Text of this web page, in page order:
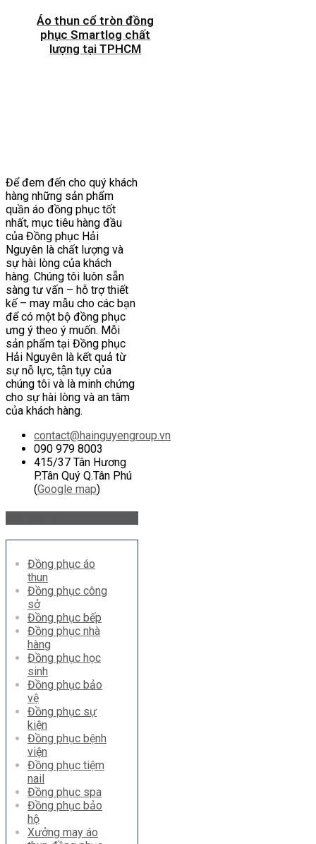
Áo thun cổ tròn đồng
phục Smartlog chất
lượng tại TPHCM
Để đem đến cho quý khách
hàng những sản phẩm
quần áo đồng phục tốt
nhất, mục tiêu hàng đầu
của Đồng phục Hải
Nguyên là chất lượng và
sự hài lòng của khách
hàng. Chúng tôi luôn sẵn
sàng tư vấn – hỗ trợ thiết
kế – may mẫu cho các bạn
để có một bộ đồng phục
ưng ý theo ý muốn. Mỗi
sản phẩm tại Đồng phục
Hải Nguyên là kết quả từ
sự nỗ lực, tận tụy của
chúng tôi và là minh chứng
cho sự hài lòng và an tâm
của khách hàng.
contact@hainguyengroup.vn
090 979 8003
415/37 Tân Hương
P.Tân Quý Q.Tân Phú
(Google map)
Đồng phục áo
thun
Đồng phục công
sở
Đồng phục bếp
Đồng phục nhà
hàng
Đồng phục học
sinh
Đồng phục bảo
vệ
Đồng phục sự
kiện
Đồng phục bệnh
viện
Đồng phục tiệm
nail
Đồng phục spa
Đồng phục bảo
hộ
Xưởng may áo